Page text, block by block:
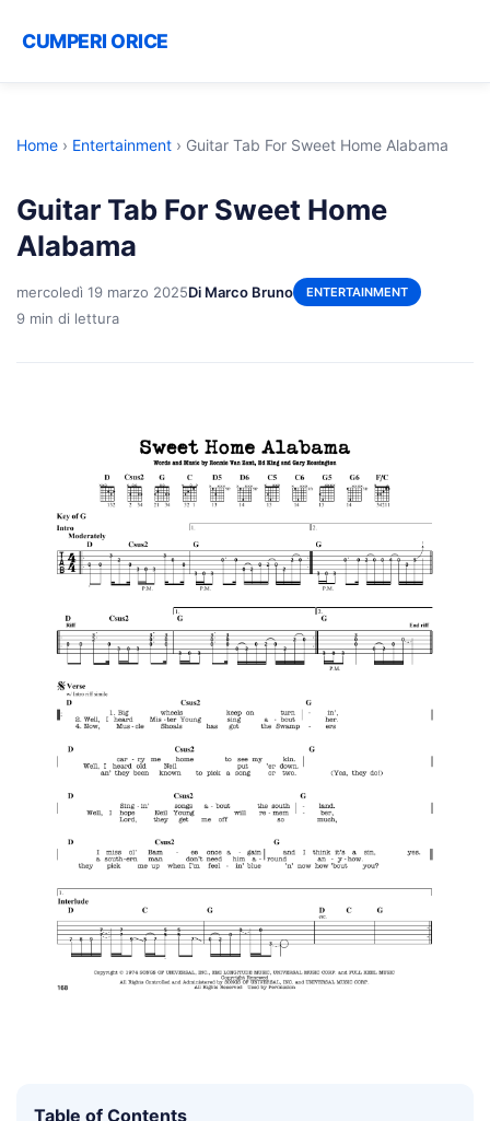
CUMPERI ORICE
Home › Entertainment › Guitar Tab For Sweet Home Alabama
Guitar Tab For Sweet Home
Alabama
mercoledì 19 marzo 2025Di Marco Bruno ENTERTAINMENT
9 min di lettura
Table of Contents